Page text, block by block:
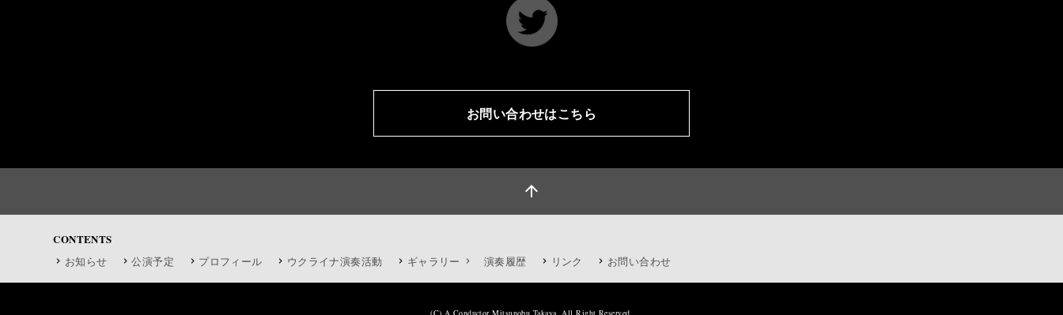
お問い合わせはこちら
arrow_upward
CONTENTS
お知らせ 公演予定 プロフィール ウクライナ演奏活動 ギャラリー 演奏履歴 リンク お問い合わせ
(C) A Conductor Mitsunobu Takaya. All Right Reserved.